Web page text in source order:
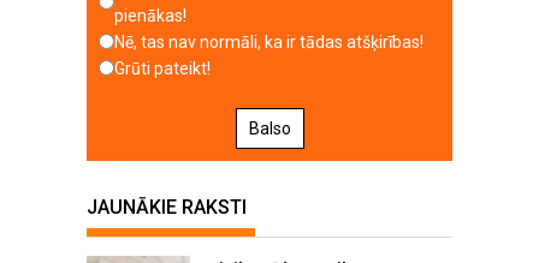
pienākas!
Nē, tas nav normāli, ka ir tādas atšķirības!
Grūti pateikt!
Balso
JAUNĀKIE RAKSTI